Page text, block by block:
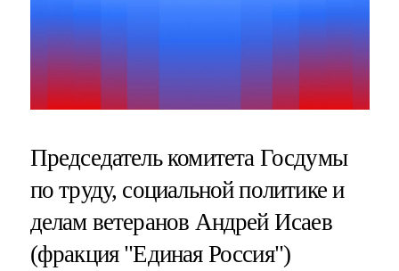
Председатель комитета Госдумы
по труду, социальной политике и
делам ветеранов Андрей Исаев
(фракция "Единая Россия")